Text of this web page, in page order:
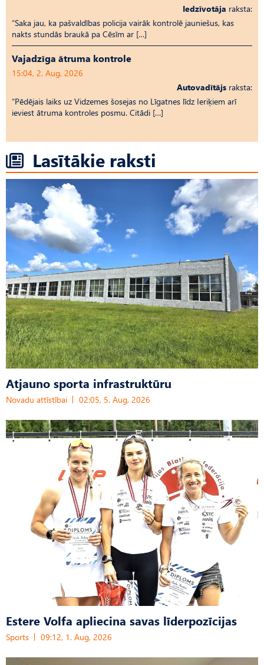
Iedzīvotāja raksta:
“Saka jau, ka pašvaldības policija vairāk kontrolē jauniešus, kas
nakts stundās braukā pa Cēsīm ar […]
Vajadzīga ātruma kontrole
15:04, 2. Aug, 2026
Autovadītājs raksta:
“Pēdējais laiks uz Vid­ze­mes šosejas no Līgatnes līdz Ieriķiem arī
ieviest ātruma kontroles posmu. Citādi […]
Lasītākie raksti
Atjauno sporta infrastruktūru
Novadu attīstībai 02:05, 5. Aug, 2026
Estere Volfa apliecina savas līderpozīcijas
Sports 09:12, 1. Aug, 2026